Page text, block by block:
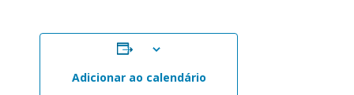
Adicionar ao calendário